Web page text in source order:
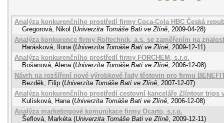
Analýza konkurenčního prostředí firmy Coca-Cola HBC Česká
Gregorová, Nikol (Univerzita Tomáše Bati ve Zlíně 2009-04-28)
Analýza konkurence firmy Roltechnik, a.s. se zaměřením na
Harásková, Ilona (Univerzita Tomáše Bati ve Zlíně 2009-12-11 )
Analýza konkurenčního prostředí firmy FORCHEM, s.r.o.
Bošanová, Alena (Univerzita Tomáše Bati ve Zlíně 2006-12-08)
Návrh na rozšíření nové výrobkové řady těstovin pro firmu
Bezděk, Filip (Univerzita Tomáše Bati ve Zlíně 2007-12-07)
Analýza konkurenčního prostředí cestovní kanceláře Zlíntour trips
Kulísková, Hana (Univerzita Tomáše Bati ve Zlíně 2006-12-08)
Analýza marketingové komunikace firmy Ocarto, s.r.o.
Šeflová, Markéta (Univerzita Tomáše Bati ve Zlíně 2009-12-11 )